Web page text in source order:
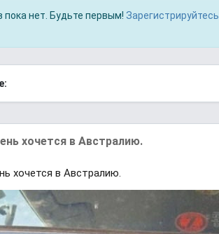
нет. Будьте первым! Зарегистрируйтесь
хочется в Австралию.
хочется в Австралию.